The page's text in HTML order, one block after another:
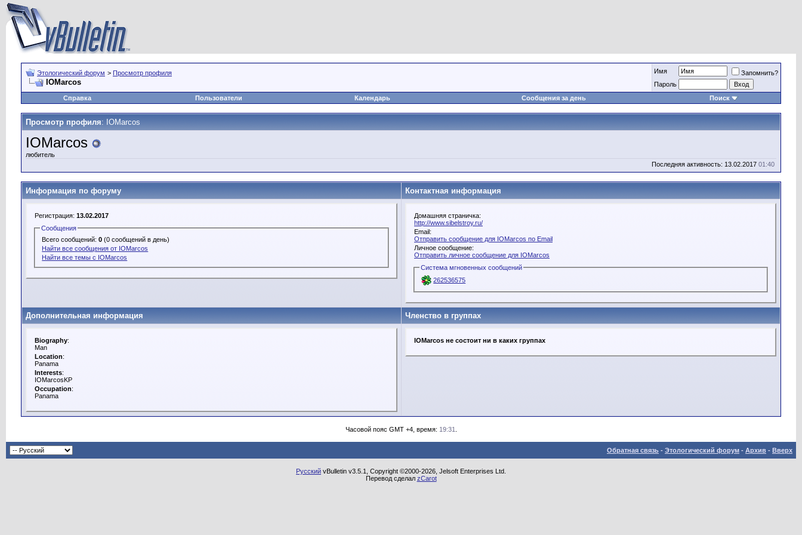
Этологический форум > Просмотр профиля
IOMarcos
Имя
Запомнить?
Пароль
Справка
Пользователи Календарь Сообщения за день Поиск
Просмотр профиля: IOMarcos
IOMarcos
любитель
Последняя активность: 13.02.2017 01:40
Информация по форуму Контактная информация
Регистрация: 13.02.2017
Сообщения
Всего сообщений:0 (0 сообщений в день)
Найти все сообщения от IOMarcos
Найти все темы с IOMarcos
Домашняя страничка:
http://www.sibelstroy.ru/
Email:
Отправить сообщение для IOMarcos по Email
Личное сообщение:
Отправить личное сообщение для IOMarcos
Система мгновенных сообщений
262536575
Дополнительная информация Членство в группах
Biography:
Man
Location:
Panama
Interests:
IOMarcosKP
Occupation:
Panama
IOMarcos не состоит ни в каких группах
Часовой пояс GMT +4, время: 19:31
Обратная связь - Этологический форум - Архив - Вверх
Русский vBulletin v3.5.1, Copyright ©2000-2026, Jelsoft Enterprises Ltd.
Перевод сделал zCarot